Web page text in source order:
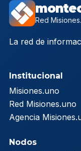
Red
La red de
Institucional
Misiones.uno
Red Misiones.uno
Agencia
Nodos